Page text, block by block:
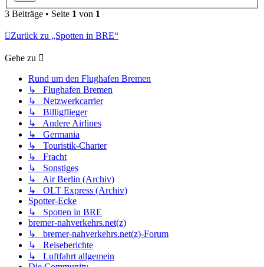
3 Beiträge • Seite 1 von 1
Zurück zu „Spotten in BRE“
Gehe zu
Rund um den Flughafen Bremen
↳ Flughafen Bremen
↳ Netzwerkcarrier
↳ Billigflieger
↳ Andere Airlines
↳ Germania
↳ Touristik-Charter
↳ Fracht
↳ Sonstiges
↳ Air Berlin (Archiv)
↳ OLT Express (Archiv)
Spotter-Ecke
↳ Spotten in BRE
bremer-nahverkehrs.net(z)
↳ bremer-nahverkehrs.net(z)-Forum
↳ Reiseberichte
↳ Luftfahrt allgemein